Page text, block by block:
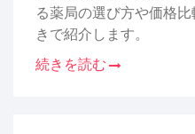
る薬局の選び方や価格
きで紹介します。
続きを読む